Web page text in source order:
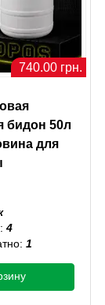
740.00 грн.
бидон 50л
для
4
1